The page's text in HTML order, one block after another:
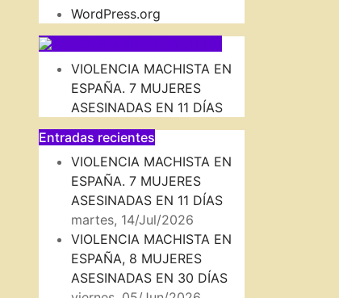
WordPress.org
VIOLENCIA MACHISTA EN
ESPAÑA. 7 MUJERES
ASESINADAS EN 11 DÍAS
Entradas recientes
VIOLENCIA MACHISTA EN
ESPAÑA. 7 MUJERES
ASESINADAS EN 11 DÍAS
martes, 14/Jul/2026
VIOLENCIA MACHISTA EN
ESPAÑA, 8 MUJERES
ASESINADAS EN 30 DÍAS